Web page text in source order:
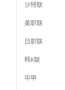
沙特联
美职联
日职联
韩K联
中甲